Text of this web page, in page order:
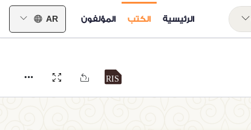
الرئيسية الكتب المؤلفون AR